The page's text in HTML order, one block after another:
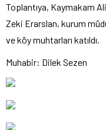
Toplantıya, Kaymakam
Zeki Erarslan, kurum
ve köy muhtarları katıldı.
Muhabir: Dilek Sezen